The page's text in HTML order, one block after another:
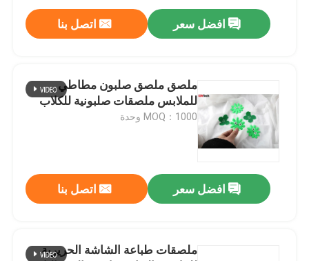
المنتجات
حول بنا
جولة في المعمل
افضل سعر اتصل بنا
ملصق ملصق صلبون مطاطي
للملابس ملصقات صلبونية للكلاب
MOQ：1000 وحدة
افضل سعر اتصل بنا
ملصقات طباعة الشاشة الحريرية